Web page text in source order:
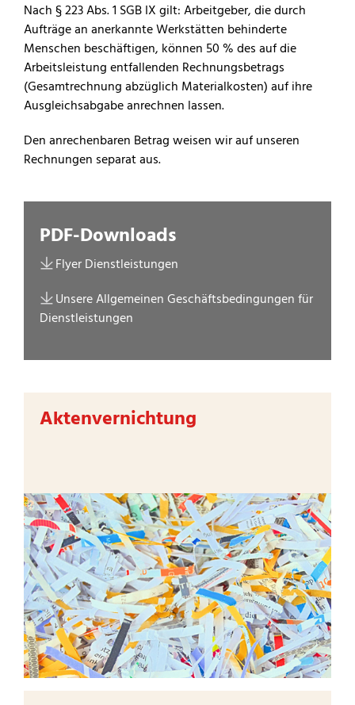
Nach § 223 Abs. 1 SGB IX gilt: Arbeitgeber, die durch
Aufträge an anerkannte Werkstätten behinderte
Menschen beschäftigen, können 50 % des auf die
Arbeitsleistung entfallenden Rechnungsbetrags
(Gesamtrechnung abzüglich Materialkosten) auf ihre
Ausgleichsabgabe anrechnen lassen.
Den anrechenbaren Betrag weisen wir auf unseren
Rechnungen separat aus.
PDF-Downloads
Flyer Dienstleistungen
Unsere Allgemeinen Geschäftsbedingungen für
Dienstleistungen
Aktenvernichtung